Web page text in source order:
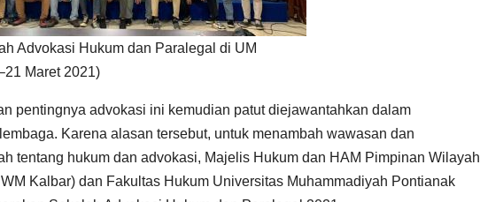
Advokasi Hukum dan Paralegal di UM
Maret 2021)
pentingnya advokasi ini kemudian patut diejawantahkan dalam
Karena alasan tersebut, untuk menambah wawasan dan
tentang hukum dan advokasi, Majelis Hukum dan HAM Pimpinan Wilayah
Kalbar) dan Fakultas Hukum Universitas Muhammadiyah Pontianak